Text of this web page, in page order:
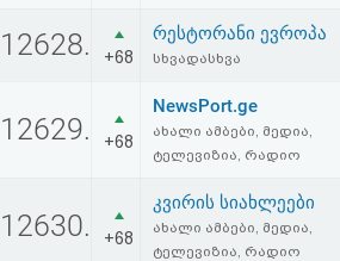
პასუხისმგებლობის
12628. +68
რესტორანი ევროპა
სხვადასხვა
12629. +68
NewsPort.ge
ახალი ამბები, მედია,
ტელევიზია, რადიო
12630. +68
კვირის სიახლეები
ახალი ამბები, მედია,
ტელევიზია, რადიო